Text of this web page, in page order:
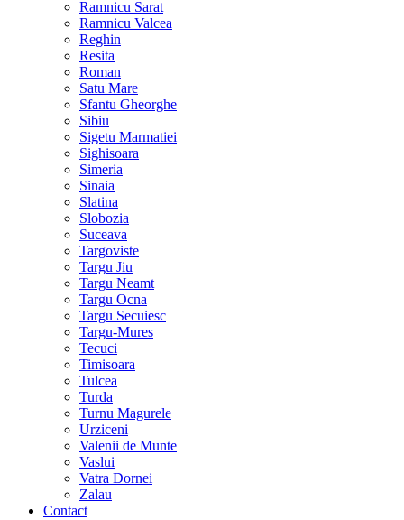
Ramnicu Sarat
Ramnicu Valcea
Reghin
Resita
Roman
Satu Mare
Sfantu Gheorghe
Sibiu
Sigetu Marmatiei
Sighisoara
Simeria
Sinaia
Slatina
Slobozia
Suceava
Targoviste
Targu Jiu
Targu Neamt
Targu Ocna
Targu Secuiesc
Targu-Mures
Tecuci
Timisoara
Tulcea
Turda
Turnu Magurele
Urziceni
Valenii de Munte
Vaslui
Vatra Dornei
Zalau
Contact